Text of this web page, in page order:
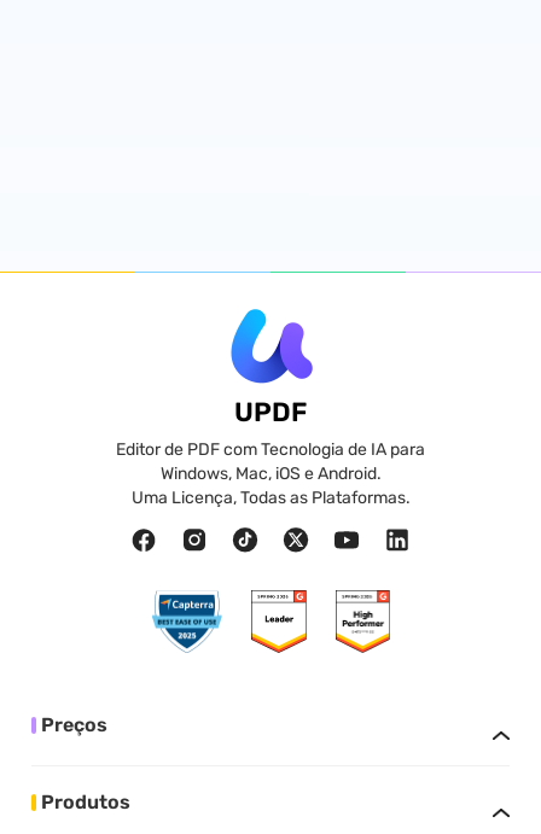
UPDF
Editor de PDF com Tecnologia de IA para
Windows, Mac, iOS e Android.
Uma Licença, Todas as Plataformas.
Preços
Produtos